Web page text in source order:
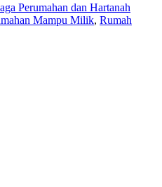
Perumahan dan Hartanah
Mampu Milik, Rumah